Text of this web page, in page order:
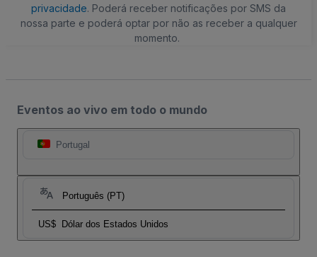
privacidade. Poderá receber notificações por SMS da
nossa parte e poderá optar por não as receber a qualquer
momento.
Eventos ao vivo em todo o mundo
Portugal
Português (PT)
US$ Dólar dos Estados Unidos